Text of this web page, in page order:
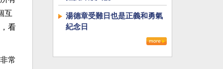
互
看
常
湯德章受難日也是正義和勇氣
紀念日